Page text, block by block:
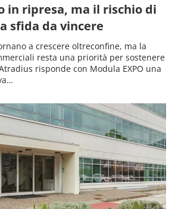
in ripresa, ma il rischio di
sfida da vincere
a crescere oltreconfine, ma la
resta una priorità per sostenere
risponde con Modula EXPO una